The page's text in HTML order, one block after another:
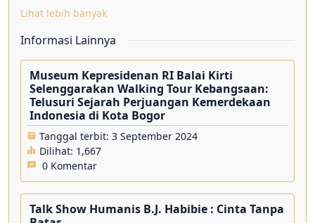
Lihat lebih banyak
Informasi Lainnya
Museum Kepresidenan RI Balai Kirti
Selenggarakan Walking Tour Kebangsaan:
Telusuri Sejarah Perjuangan Kemerdekaan
Indonesia di Kota Bogor
Tanggal terbit: 3 September 2024
Dilihat: 1,667
0 Komentar
Talk Show Humanis B.J. Habibie : Cinta Tanpa